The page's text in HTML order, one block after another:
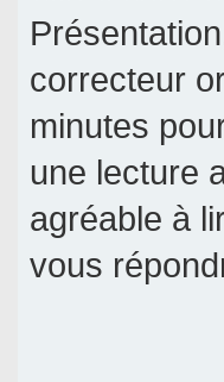
correcteur
minutes
une lecture
agréable à
vous